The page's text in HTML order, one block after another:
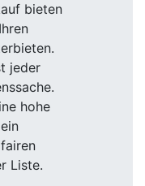
bieten
jeder
hohe
Liste.